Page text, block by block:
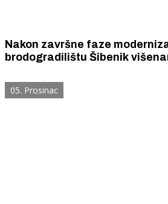
Nakon završne faze
brodogradilištu Šibenik
Republike Slovenije
05. Prosinac